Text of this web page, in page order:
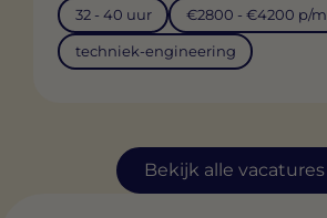
Bekijk alle vacatures
32 - 40 uur €2800 - €4200 p/m
techniek-engineering